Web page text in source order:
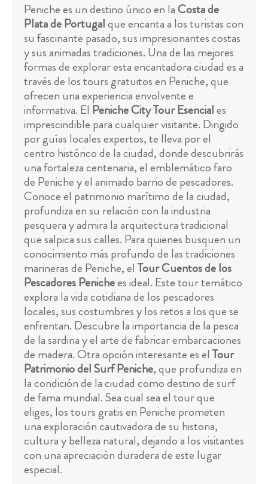
Peniche es un destino único en laCosta de
Plata de Portugalque encanta a los turistas con
su fascinante pasado, sus impresionantes costas
y sus animadas tradiciones. Una de las mejores
formas de explorar esta encantadora ciudad es a
través de los tours gratuitos en Peniche, que
ofrecen una experiencia envolvente e
informativa. El Peniche City Tour Esenciales
imprescindible para cualquier visitante. Dirigido
por guías locales expertos, te lleva por el
centro histórico de la ciudad, donde descubrirás
una fortaleza centenaria, el emblemático faro
de Peniche y el animado barrio de pescadores.
Conoce el patrimonio marítimo de la ciudad,
profundiza en su relación con la industria
pesquera y admira la arquitectura tradicional
que salpica sus calles. Para quienes busquen un
conocimiento más profundo de las tradiciones
marineras de Peniche, el Tour Cuentos de los
Pescadores Penichees ideal. Este tour temático
explora la vida cotidiana de los pescadores
locales, sus costumbres y los retos a los que se
enfrentan. Descubre la importancia de la pesca
de la sardina y el arte de fabricar embarcaciones
de madera. Otra opción interesante es el Tour
Patrimonio del Surf Peniche, que profundiza en
la condición de la ciudad como destino de surf
de fama mundial. Sea cual sea el tour que
eliges, los tours gratis en Peniche prometen
una exploración cautivadora de su historia,
cultura y belleza natural, dejando a los visitantes
con una apreciación duradera de este lugar
especial.